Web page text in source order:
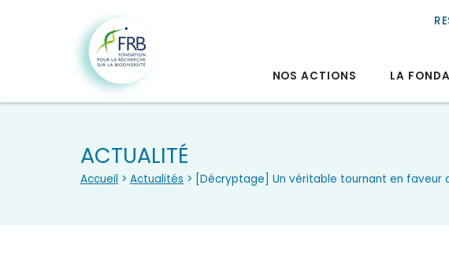
NOS ACTIONS LA
ACTUALITÉ
Accueil > Actualités > [Décryptage] Un véritable tournant en faveur